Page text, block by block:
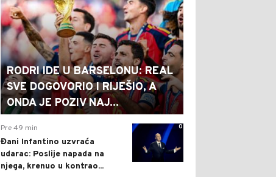
RODRI IDE U BARSELONU: REAL
SVE DOGOVORIO I RIJEŠIO, A
ONDA JE POZIV NAJ...
0
Pre 49 min
Đani Infantino uzvraća
udarac: Poslije napada na
njega, krenuo u kontrao...